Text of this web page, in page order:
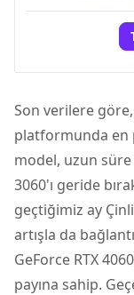
Son verilere göre,
platformunda en
model, uzun süre
3060'ı geride
geçtiğimiz ay Çinli
artışla da
GeForce RTX
payına sahip.